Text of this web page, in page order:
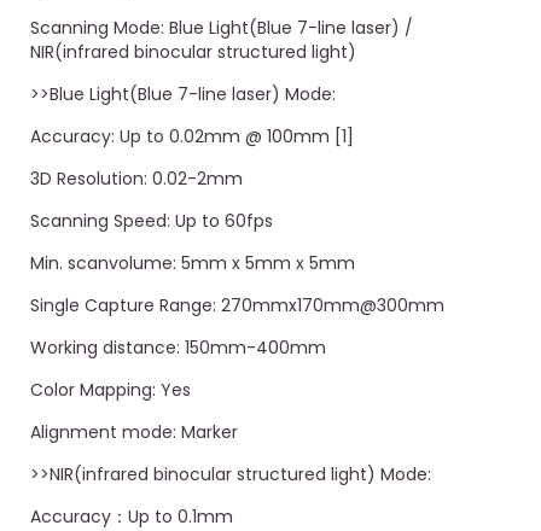
Scanning Mode: Blue Light(Blue 7-line laser) /
NIR(infrared binocular structured light)
>>Blue Light(Blue 7-line laser) Mode:
Accuracy: Up to 0.02mm @ 100mm [1]
3D Resolution: 0.02-2mm
Scanning Speed: Up to 60fps
Min. scanvolume: 5mm x 5mm x 5mm
Single Capture Range: 270mmx170mm@300mm
Working distance: 150mm-400mm
Color Mapping: Yes
Alignment mode: Marker
>>NIR(infrared binocular structured light) Mode:
Accuracy：Up to 0.1mm